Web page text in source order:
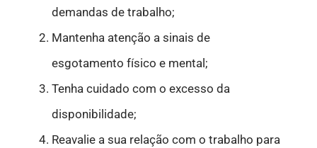
demandas de trabalho;
Mantenha atenção a sinais de
esgotamento físico e mental;
Tenha cuidado com o excesso da
disponibilidade;
Reavalie a sua relação com o trabalho para